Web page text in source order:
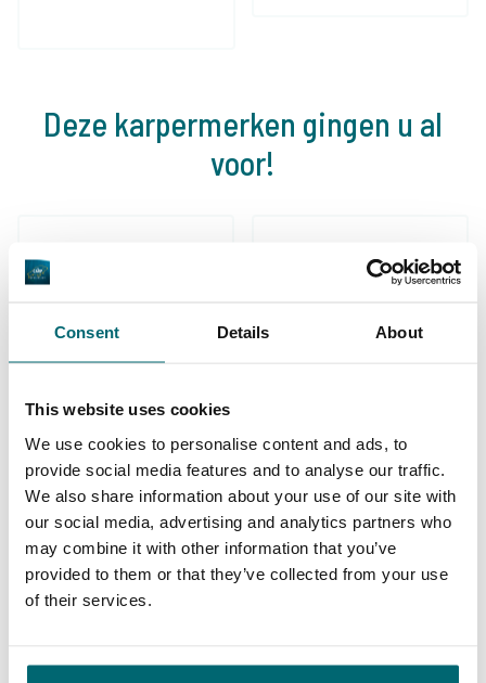
Consent Details About
This website uses cookies
We use cookies to personalise content and ads, to
provide social media features and to analyse our traffic.
We also share information about your use of our site with
our social media, advertising and analytics partners who
may combine it with other information that you’ve
provided to them or that they’ve collected from your use
of their services.
Deze karpermerken gingen u al
voor!
Ons aanbod
* NEW * Karperdroom - Artjeswiel
* NEW * Karperdroom - Extreme